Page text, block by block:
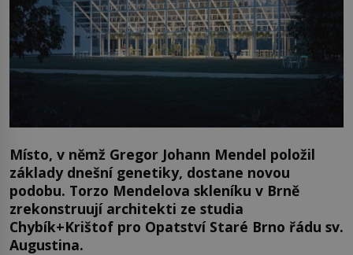
Místo, v němž Gregor Johann Mendel položil
základy dnešní genetiky, dostane novou
podobu. Torzo Mendelova skleníku v Brně
zrekonstruují architekti ze studia
Chybík+Krištof pro Opatství Staré Brno řádu sv.
Augustina.